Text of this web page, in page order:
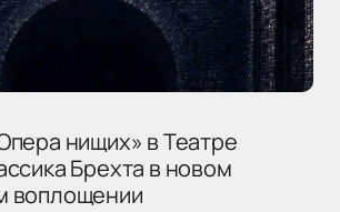
нищих» в Театре
Брехта в новом
воплощении